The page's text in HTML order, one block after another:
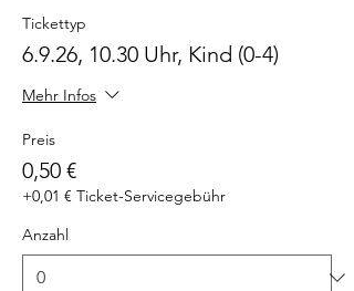
Tickettyp
6.9.26, 10.30 Uhr, Kind (0-4)
Mehr Infos
Preis
0,50 €
+0,01 € Ticket-Servicegebühr
Anzahl